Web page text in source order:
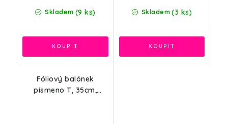
Skladem (9 ks) Skladem (3 ks)
Fóliový balónek
písmeno T, 35cm,